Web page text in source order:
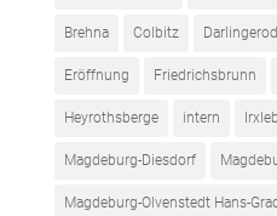
Brehna Colbitz
Eröffnung Friedrichsbrunn
Heyrothsberge intern
Magdeburg-Diesdorf
Magdeburg-Olvenstedt Hans-